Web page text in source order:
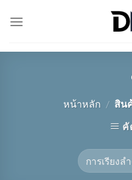
หน้าหลัก / สิน
คั